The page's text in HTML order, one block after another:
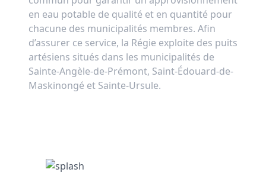
en eau potable de qualité et en quantité pour
chacune des municipalités membres. Afin
d’assurer ce service, la Régie exploite des puits
artésiens situés dans les municipalités de
Sainte-Angèle-de-Prémont, Saint-Édouard-de-
Maskinongé et Sainte-Ursule.